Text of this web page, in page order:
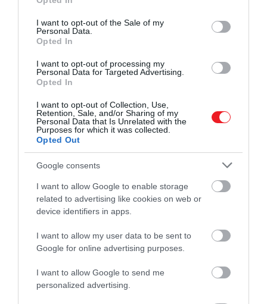
use your data for below specified purposes in below Google
consent section.
I want to opt-out of the Sale of my
Personal Data.
Opted In
I want to opt-out of processing my
Personal Data for Targeted Advertising.
Opted In
I want to opt-out of Collection, Use,
Retention, Sale, and/or Sharing of my
Personal Data that Is Unrelated with the
Purposes for which it was collected.
Opted Out
Google consents
I want to allow Google to enable storage
related to advertising like cookies on web or
device identifiers in apps.
I want to allow my user data to be sent to
Google for online advertising purposes.
I want to allow Google to send me
personalized advertising.
A kutatócsoport azt tervezi, hogy munkájukat az
közelgő, 2022-es őszi ACS-találkozón. Ezt követően
további, nagyobb állatokon végzett teszteket
Ha minden jól megy, és az Élelmiszer- és
Gyógyszerügyi Hivatal (FDA) jóváhagyja az
eredményeket, a kezelést piacra is dobják. Az
emberek ezután a vegyületet vagy a por
lenyelésével, vagy vízzel vagy gyümölcslével
összekeverve fogyaszthatják el.
vizsgálnak, amely megakadályozná, hogy a
szervátültetésen átesett betegeknél reakció
Forrás)